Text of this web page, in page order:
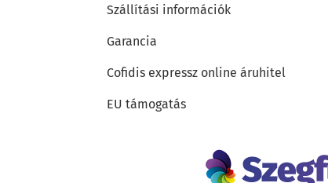
Szállítási információk
Garancia
Cofidis expressz online áruhitel
EU támogatás